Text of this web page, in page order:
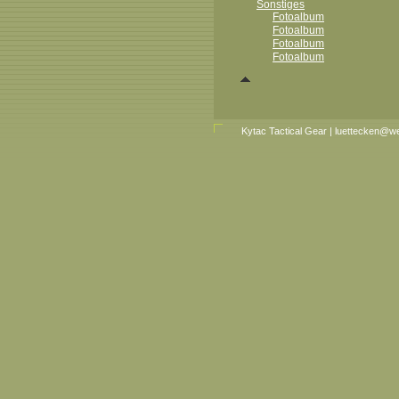
Sonstiges
Fotoalbum
Fotoalbum
Fotoalbum
Fotoalbum
Kytac Tactical Gear |